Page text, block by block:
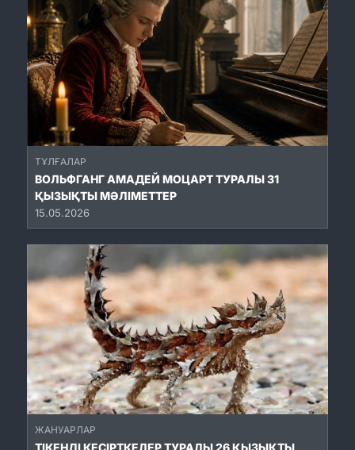
ТҰЛҒАЛАР
ВОЛЬФГАНГ АМАДЕЙ МОЦАРТ ТУРАЛЫ 31
ҚЫЗЫҚТЫ МӘЛІМЕТТЕР
15.05.2026
ЖАНУАРЛАР
ТІКЕНДІ КЕСІРТКЕЛЕР ТУРАЛЫ 26 ҚЫЗЫҚТЫ